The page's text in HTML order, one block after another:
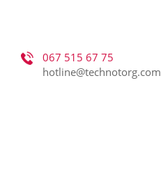
067 515 67 75
hotline@technotorg.com